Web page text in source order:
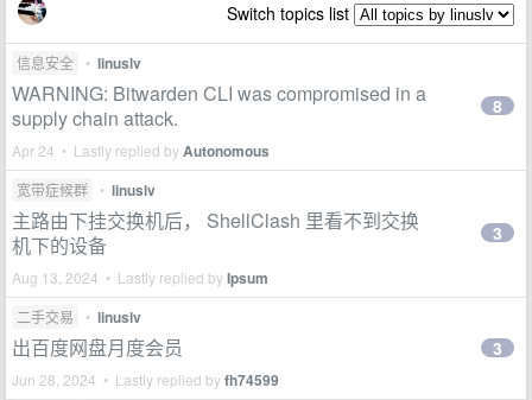
Switch topics list
信息安全 • linuslv
WARNING: Bitwarden CLI was compromised in a
supply chain attack.
Apr 24 • Lastly replied byAutonomous
8
宽带症候群 • linuslv
主路由下挂交换机后， ShellClash 里看不到交换
机下的设备
Aug 13, 2024 • Lastly replied byIpsum
3
二手交易 • linuslv
出百度网盘月度会员
Jun 28, 2024 • Lastly replied byfh74599
3